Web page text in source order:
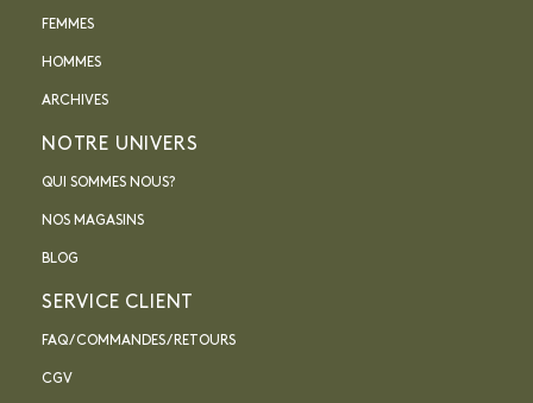
FEMMES
HOMMES
ARCHIVES
NOTRE UNIVERS
QUI SOMMES NOUS?
NOS MAGASINS
BLOG
SERVICE CLIENT
FAQ / COMMANDES / RETOURS
CGV